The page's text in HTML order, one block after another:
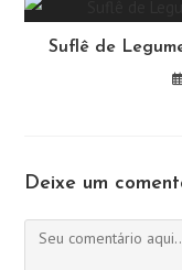
Suflê de
Deixe um
Comentário